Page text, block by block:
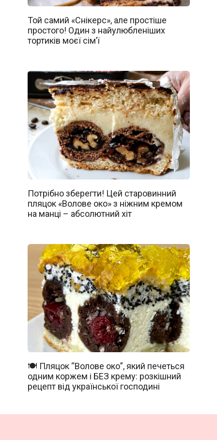
Той самий «Снікерс», але простіше
простого! Один з найулюбленіших
тортиків моєї сім’ї
Потрібно зберегти! Цей старовинний
пляцок «Волове око» з ніжним кремом
на манці – абсолютний хіт
🍽️ Пляцок “Волове око”, який печеться
одним коржем і БЕЗ крему: розкішний
рецепт від української господині